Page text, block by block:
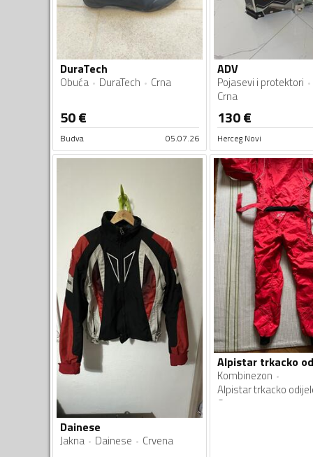
DuraTech
Obuća DuraTech Crna
50€
Budva 05.07.26
ADV
Pojasevi i protektori
Crna
130€
Herceg Novi
Dainese
Jakna Dainese Crvena
Alpistar trkacko
Kombinezon
Alpistar trkacko
Crvena